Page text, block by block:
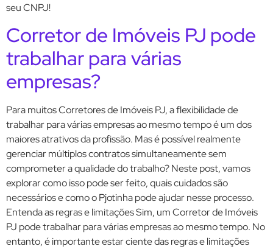
seu CNPJ!
Corretor de Imóveis PJ pode
trabalhar para várias
empresas?
Para muitos Corretores de Imóveis PJ, a flexibilidade de
trabalhar para várias empresas ao mesmo tempo é um dos
maiores atrativos da profissão. Mas é possível realmente
gerenciar múltiplos contratos simultaneamente sem
comprometer a qualidade do trabalho? Neste post, vamos
explorar como isso pode ser feito, quais cuidados são
necessários e como o Pjotinha pode ajudar nesse processo.
Entenda as regras e limitações Sim, um Corretor de Imóveis
PJ pode trabalhar para várias empresas ao mesmo tempo. No
entanto, é importante estar ciente das regras e limitações